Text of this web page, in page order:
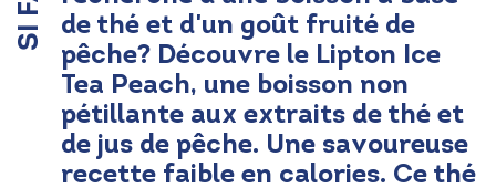
de thé et d'un goût fruité de
pêche? Découvre le Lipton Ice
Tea Peach, une boisson non
pétillante aux extraits de thé et
de jus de pêche. Une savoureuse
recette faible en calories. Ce thé